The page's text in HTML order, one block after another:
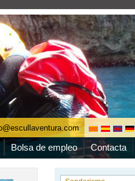
Bolsa de empleo Contacta